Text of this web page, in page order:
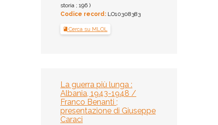
storia ; 196 )
Codice record: LO10308383
Cerca su MLOL
La guerra più lunga :
Albania, 1943-1948 /
Franco Benanti ;
presentazione di Giuseppe
Caraci